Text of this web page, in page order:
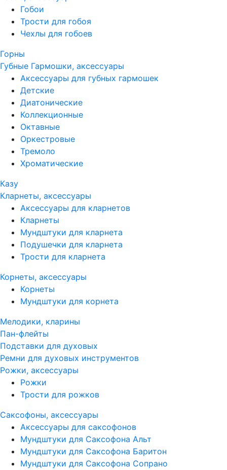
Гобои
Трости для гобоя
Чехлы для гобоев
Горны
Губные Гармошки, аксессуары
Аксессуары для губных гармошек
Детские
Диатонические
Коллекционные
Октавные
Оркестровые
Тремоло
Хроматические
Казу
Кларнеты, аксессуары
Аксессуары для кларнетов
Кларнеты
Мундштуки для кларнета
Подушечки для кларнета
Трости для кларнета
Корнеты, аксессуары
Корнеты
Мундштуки для корнета
Мелодики, кларины
Пан-флейты
Подставки для духовых
Ремни для духовых инструментов
Рожки, аксессуары
Рожки
Трости для рожков
Саксофоны, аксессуары
Аксессуары для саксофонов
Мундштуки для Саксофона Альт
Мундштуки для Саксофона Баритон
Мундштуки для Саксофона Сопрано